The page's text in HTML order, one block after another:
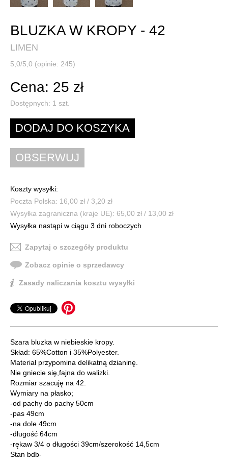
BLUZKA W KROPY - 42
LIMEN
5,0/5,0 (opinie: 245)
Cena: 25 zł
Dostępnych: 1 szt.
Koszty wysyłki:
Poczta Polska: 16,00 zł / 3,20 zł
Wysyłka zagraniczna (kraje UE): 65,00 zł / 13,00 zł
Wysyłka nastąpi w ciągu 3 dni roboczych
Zapytaj o szczegóły produktu
Zobacz opinie o sprzedawcy
Zasady naliczania kosztu wysyłki
Szara bluzka w niebieskie kropy.
Skład: 65%Cotton i 35%Polyester.
Materiał przypomina delikatną dzianinę.
Nie gniecie się,fajna do walizki.
Rozmiar szacuję na 42.
Wymiary na płasko;
-od pachy do pachy 50cm
-pas 49cm
-na dole 49cm
-długość 64cm
-rękaw 3/4 o długości 39cm/szerokość 14,5cm
Stan bdb-